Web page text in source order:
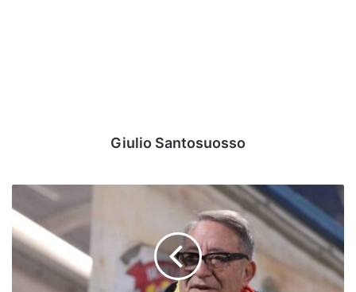
Giulio Santosuosso
Benevento-
Avellino,
Vigorito:
"Non
entrare